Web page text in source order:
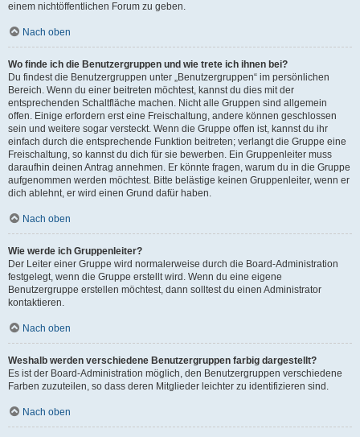
einem nichtöffentlichen Forum zu geben.
Nach oben
Wo finde ich die Benutzergruppen und wie trete ich ihnen bei?
Du findest die Benutzergruppen unter „Benutzergruppen“ im persönlichen
Bereich. Wenn du einer beitreten möchtest, kannst du dies mit der
entsprechenden Schaltfläche machen. Nicht alle Gruppen sind allgemein
offen. Einige erfordern erst eine Freischaltung, andere können geschlossen
sein und weitere sogar versteckt. Wenn die Gruppe offen ist, kannst du ihr
einfach durch die entsprechende Funktion beitreten; verlangt die Gruppe eine
Freischaltung, so kannst du dich für sie bewerben. Ein Gruppenleiter muss
daraufhin deinen Antrag annehmen. Er könnte fragen, warum du in die Gruppe
aufgenommen werden möchtest. Bitte belästige keinen Gruppenleiter, wenn er
dich ablehnt, er wird einen Grund dafür haben.
Nach oben
Wie werde ich Gruppenleiter?
Der Leiter einer Gruppe wird normalerweise durch die Board-Administration
festgelegt, wenn die Gruppe erstellt wird. Wenn du eine eigene
Benutzergruppe erstellen möchtest, dann solltest du einen Administrator
kontaktieren.
Nach oben
Weshalb werden verschiedene Benutzergruppen farbig dargestellt?
Es ist der Board-Administration möglich, den Benutzergruppen verschiedene
Farben zuzuteilen, so dass deren Mitglieder leichter zu identifizieren sind.
Nach oben